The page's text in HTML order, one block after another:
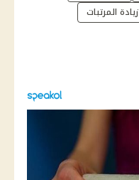
زيادة المرتبات